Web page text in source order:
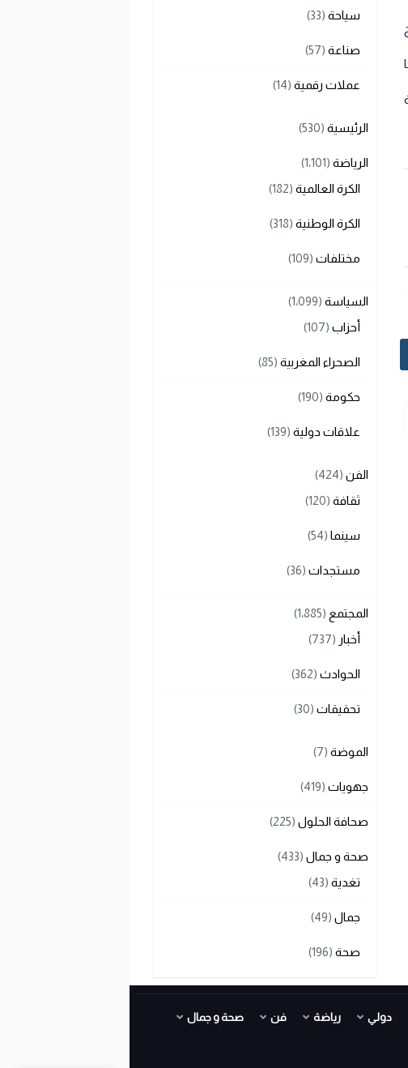
سياحة (33)
صناعة (57)
عملات رقمية (14)
الرئيسية (530)
الرياضة (1٬101)
الكرة العالمية (182)
الكرة الوطنية (318)
مختلفات (109)
السياسة (1٬099)
أحزاب (107)
الصحراء المغربية (85)
حكومة (190)
علاقات دولية (139)
الفن (424)
ثقافة (120)
سينما (54)
مستجدات (36)
المجتمع (1٬885)
أخبار (737)
الحوادث (362)
تحقيقات (30)
الموضة (7)
جهويات (419)
صحافة الحلول (225)
صحة و جمال (433)
تغدية (43)
جمال (49)
صحة (196)
دولي رياضة فن صحة و جمال